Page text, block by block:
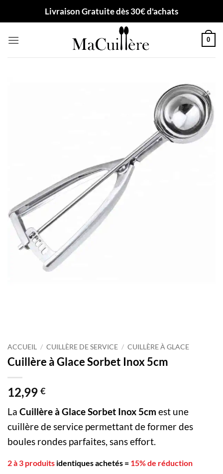
Livraison Gratuite dès 30€ d'achats
0
ACCUEIL / CUILLÈRE DE SERVICE / CUILLÈRE À GLACE
Cuillère à Glace Sorbet Inox 5cm
12,99 €
La Cuillère à Glace Sorbet Inox 5cm est une
cuillère de service permettant de former des
boules rondes parfaites, sans effort.
2 à 3 produits identiques achetés = 15% de réduction